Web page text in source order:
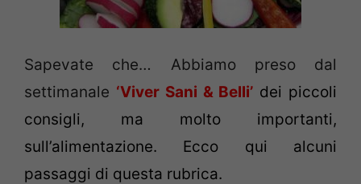
Sapevate che… Abbiamo preso dal
settimanale ‘Viver Sani & Belli’ dei piccoli
consigli, ma molto importanti,
sull’alimentazione. Ecco qui alcuni
passaggi di questa rubrica.